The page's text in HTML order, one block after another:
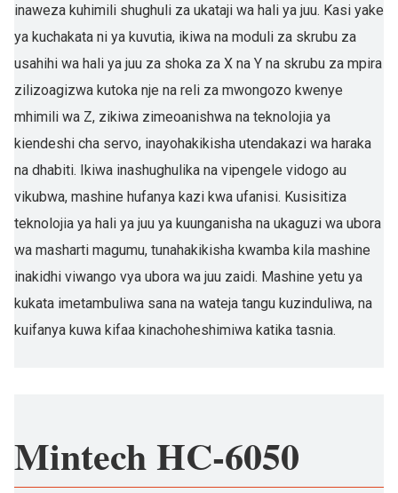
inaweza kuhimili shughuli za ukataji wa hali ya juu. Kasi yake
ya kuchakata ni ya kuvutia, ikiwa na moduli za skrubu za
usahihi wa hali ya juu za shoka za X na Y na skrubu za mpira
zilizoagizwa kutoka nje na reli za mwongozo kwenye
mhimili wa Z, zikiwa zimeoanishwa na teknolojia ya
kiendeshi cha servo, inayohakikisha utendakazi wa haraka
na dhabiti. Ikiwa inashughulika na vipengele vidogo au
vikubwa, mashine hufanya kazi kwa ufanisi. Kusisitiza
teknolojia ya hali ya juu ya kuunganisha na ukaguzi wa ubora
wa masharti magumu, tunahakikisha kwamba kila mashine
inakidhi viwango vya ubora wa juu zaidi. Mashine yetu ya
kukata imetambuliwa sana na wateja tangu kuzinduliwa, na
kuifanya kuwa kifaa kinachoheshimiwa katika tasnia.
Mintech HC-6050